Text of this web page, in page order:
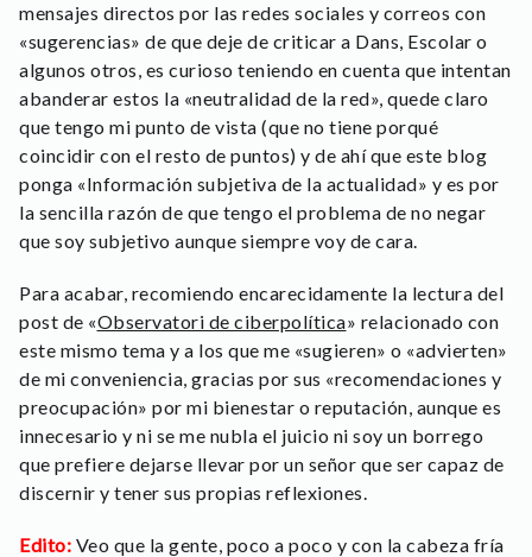
mensajes directos por las redes sociales y correos con
«sugerencias» de que deje de criticar a Dans, Escolar o
algunos otros, es curioso teniendo en cuenta que intentan
abanderar estos la «neutralidad de la red», quede claro
que tengo mi punto de vista (que no tiene porqué
coincidir con el resto de puntos) y de ahí que este blog
ponga «Información subjetiva de la actualidad» y es por
la sencilla razón de que tengo el problema de no negar
que soy subjetivo aunque siempre voy de cara.
Para acabar, recomiendo encarecidamente la lectura del
post de «Observatori de ciberpolítica» relacionado con
este mismo tema y a los que me «sugieren» o «advierten»
de mi conveniencia, gracias por sus «recomendaciones y
preocupación» por mi bienestar o reputación, aunque es
innecesario y ni se me nubla el juicio ni soy un borrego
que prefiere dejarse llevar por un señor que ser capaz de
discernir y tener sus propias reflexiones.
Edito: Veo que la gente, poco a poco y con la cabeza fría